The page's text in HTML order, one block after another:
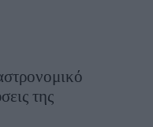
της